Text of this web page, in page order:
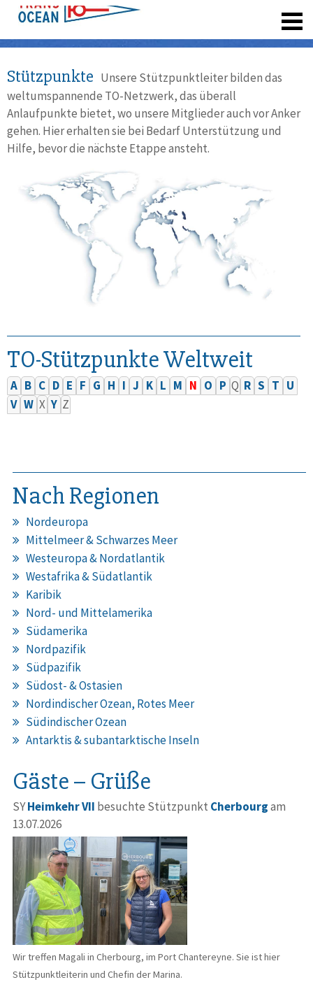
Stützpunkte Unsere Stützpunktleiter bilden das
weltumspannende TO-Netzwerk, das überall
Anlaufpunkte bietet, wo unsere Mitglieder auch vor Anker
gehen. Hier erhalten sie bei Bedarf Unterstützung und
Hilfe, bevor die nächste Etappe ansteht.
TO-Stützpunkte Weltweit
A B C D E F G H I J K L M N O P Q R S T U
V W X Y Z
Nach Regionen
Nordeuropa
Mittelmeer & Schwarzes Meer
Westeuropa & Nordatlantik
Westafrika & Südatlantik
Karibik
Nord- und Mittelamerika
Südamerika
Nordpazifik
Südpazifik
Südost- & Ostasien
Nordindischer Ozean, Rotes Meer
Südindischer Ozean
Antarktis & subantarktische Inseln
Gäste – Grüße
SYHeimkehr VII besuchte Stützpunkt Cherbourgam
13.07.2026
Wir treffen Magali in Cherbourg, im Port Chantereyne. Sie ist hier
Stützpunktleiterin und Chefin der Marina.